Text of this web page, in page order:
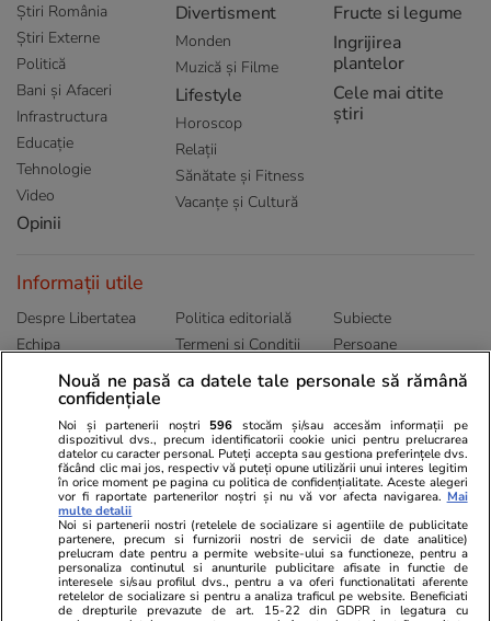
Știri România
Știri Externe
Politică
Bani și Afaceri
Infrastructura
Educație
Tehnologie
Video
Opinii
Divertisment
Monden
Muzică și Filme
Lifestyle
Horoscop
Relații
Sănătate și Fitness
Vacanțe și Cultură
Fructe si legume
Ingrijirea
plantelor
Cele mai citite
știri
Informații utile
Despre Libertatea
Echipa
Publicitate
Politica de
Politica editorială
Termeni și Conditii
Abonamente
Subiecte
Persoane
Sitemap
Ringier România
Libertatea pentru
Unica.ro
Program TV
Avantaje
ELLE
Gazeta Sporturilor
Stiri mondene
Calculator sarcina
Ajută Copiii
Locuri de muncă
Imobiliare.ro
Jobradar24
Imoradar24
Colecții Libertatea
Nouă ne pasă ca datele tale personale să rămână
confidențiale
Noi și partenerii noștri 596 stocăm și/sau accesăm informații pe
dispozitivul dvs., precum identificatorii cookie unici pentru prelucrarea
datelor cu caracter personal. Puteți accepta sau gestiona preferințele dvs.
făcând clic mai jos, respectiv vă puteți opune utilizării unui interes legitim
în orice moment pe pagina cu politica de confidențialitate. Aceste alegeri
vor fi raportate partenerilor noștri și nu vă vor afecta navigarea. Mai
multe detalii
Noi si partenerii nostri (retelele de socializare si agentiile de publicitate
partenere, precum si furnizorii nostri de servicii de date analitice)
prelucram date pentru a permite website-ului sa functioneze, pentru a
personaliza continutul si anunturile publicitare afisate in functie de
interesele si/sau profilul dvs., pentru a va oferi functionalitati aferente
retelelor de socializare si pentru a analiza traficul pe website. Beneficiati
de drepturile prevazute de art. 15-22 din GDPR in legatura cu